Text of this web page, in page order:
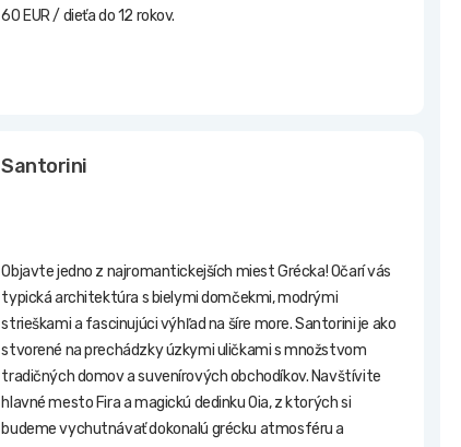
60 EUR / dieťa do 12 rokov.
Santorini
Objavte jedno z najromantickejších miest Grécka! Očarí vás
typická architektúra s bielymi domčekmi, modrými
strieškami a fascinujúci výhľad na šíre more. Santorini je ako
stvorené na prechádzky úzkymi uličkami s množstvom
tradičných domov a suvenírových obchodíkov. Navštívite
hlavné mesto Fira a magickú dedinku Oia, z ktorých si
budeme vychutnávať dokonalú grécku atmosféru a